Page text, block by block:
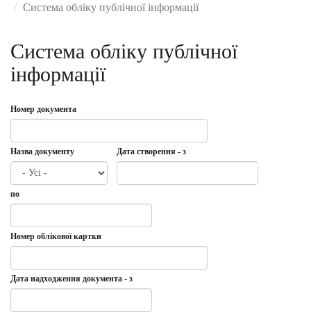
Система обліку публічної інформації
Система обліку публічної
інформації
Номер документа
Назва документу Дата створення - з
створення
з
по
Дата
по
Номер облікової картки
Дата надходження документа - з